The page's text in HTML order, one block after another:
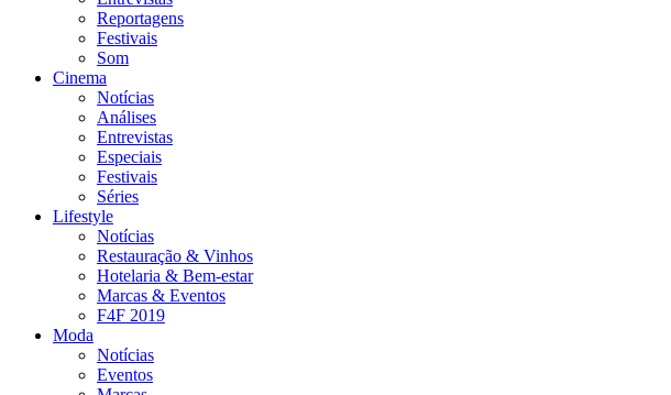
Reportagens
Festivais
Som
Cinema
Notícias
Análises
Entrevistas
Especiais
Festivais
Séries
Lifestyle
Notícias
Restauração & Vinhos
Hotelaria & Bem-estar
Marcas & Eventos
F4F 2019
Moda
Notícias
Eventos